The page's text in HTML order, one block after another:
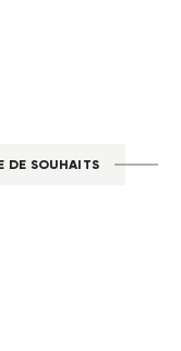
DE SOUHAITS